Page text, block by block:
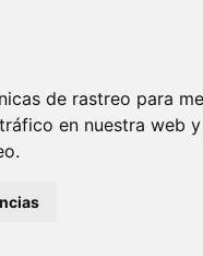
de rastreo para
en nuestra web